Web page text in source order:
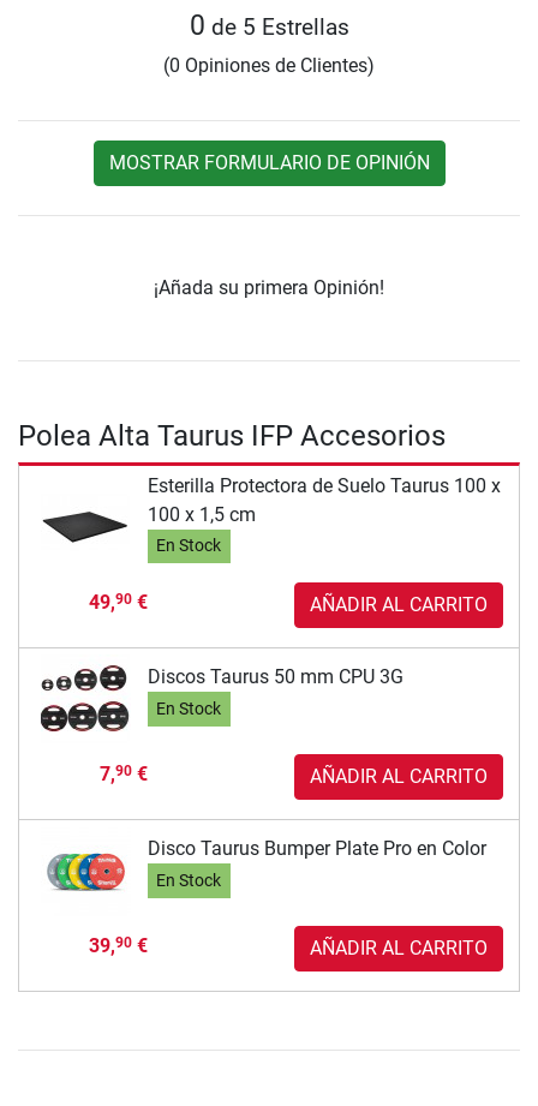
0 de 5 Estrellas
(0 Opiniones de Clientes)
MOSTRAR FORMULARIO DE OPINIÓN
¡Añada su primera Opinión!
Polea Alta Taurus IFP Accesorios
Esterilla Protectora de Suelo Taurus 100 x
100 x 1,5 cm
En Stock
49,90€ AÑADIR AL CARRITO
Discos Taurus 50 mm CPU 3G
En Stock
7,90€ AÑADIR AL CARRITO
Disco Taurus Bumper Plate Pro en Color
En Stock
39,90€ AÑADIR AL CARRITO